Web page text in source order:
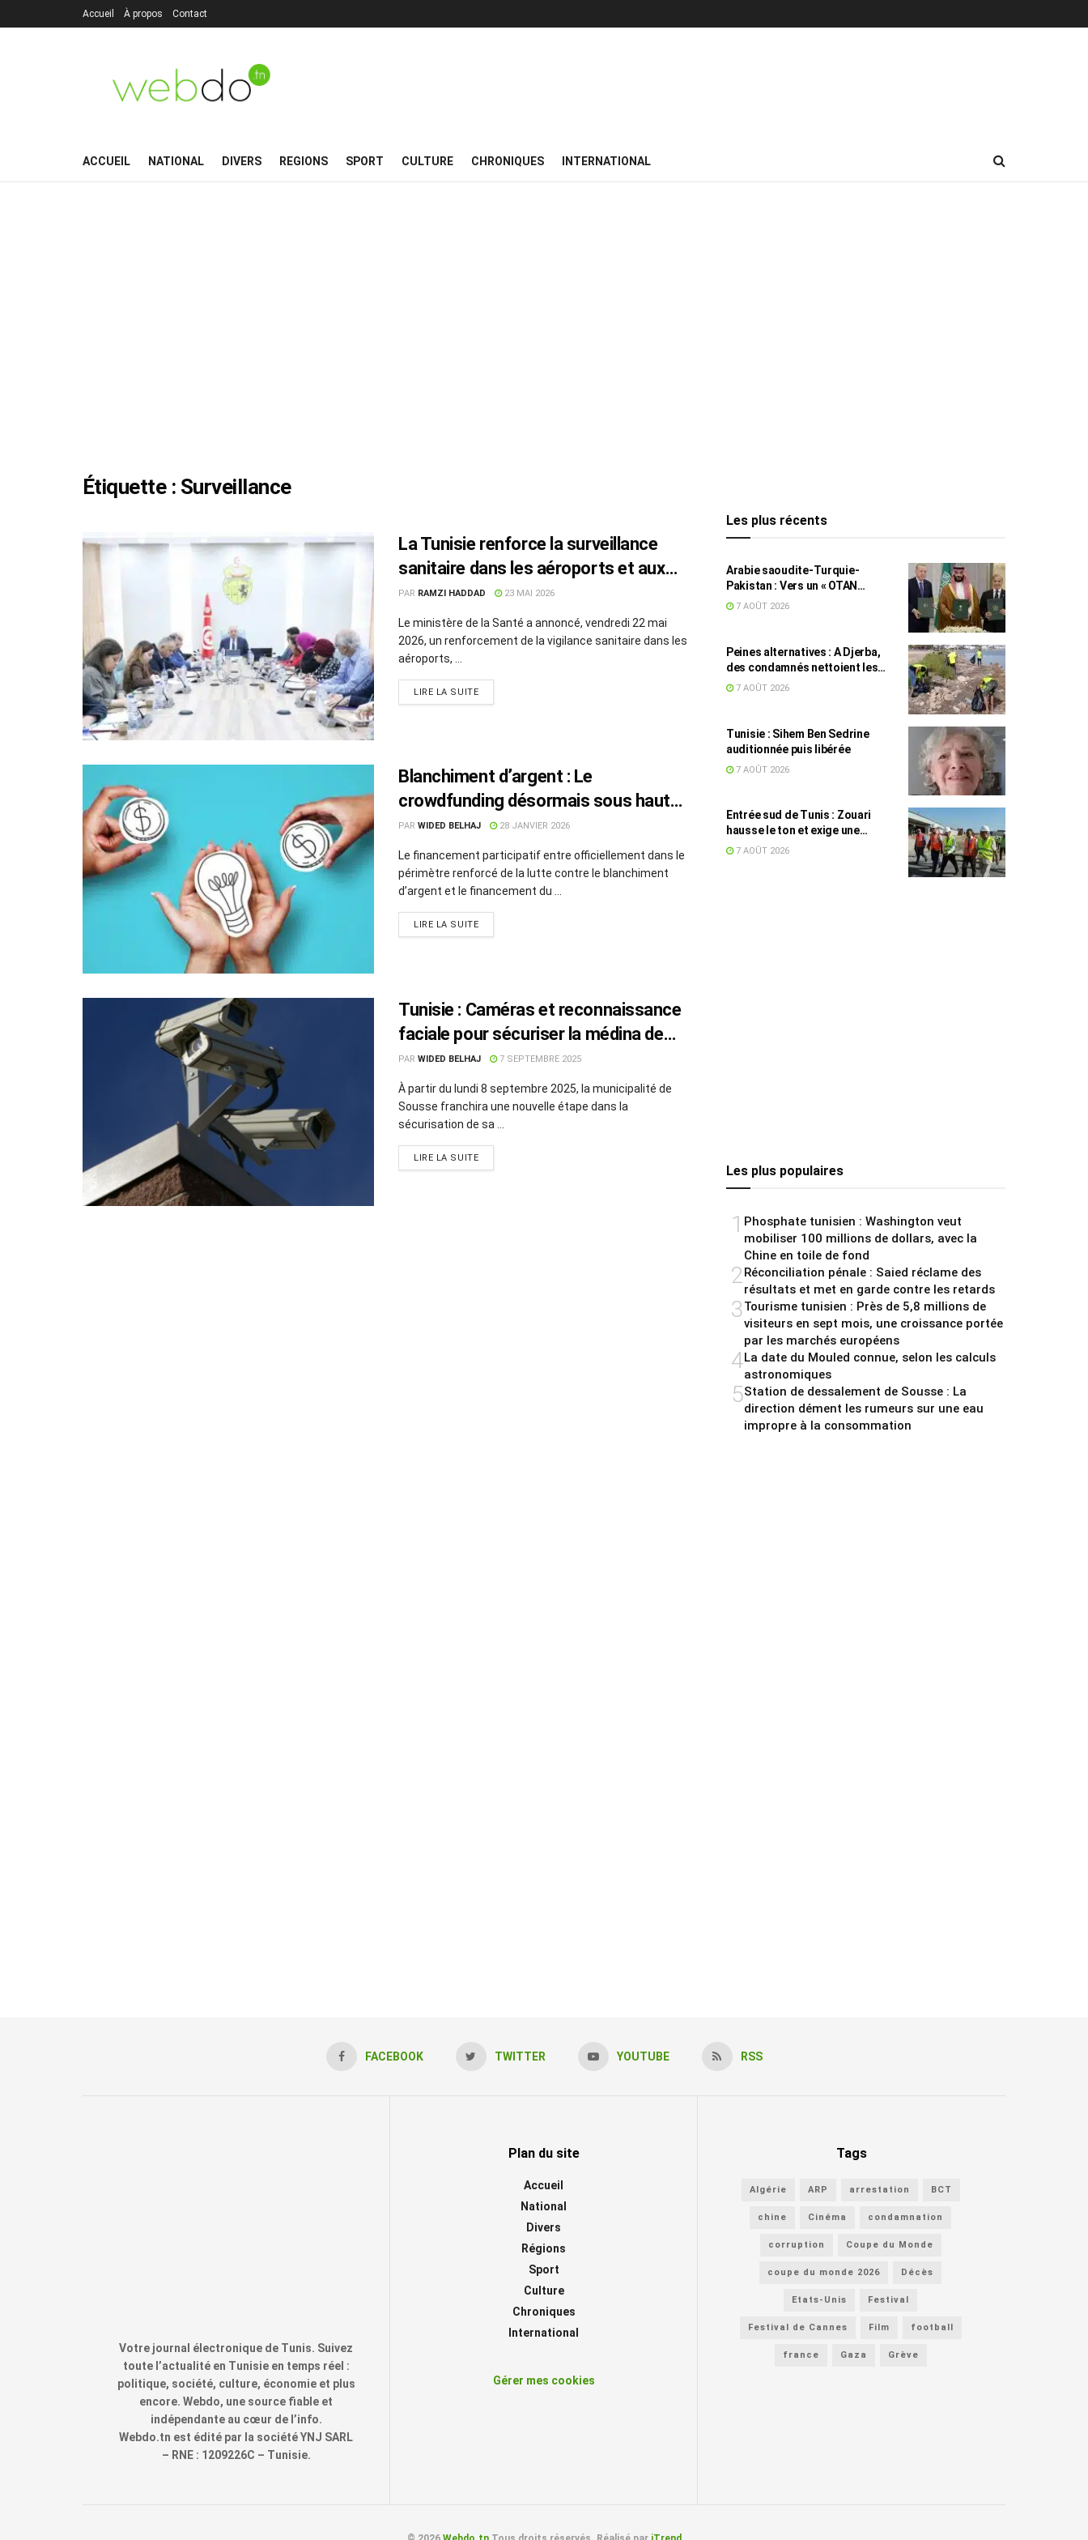
Accueil À propos Contact
ACCUEIL NATIONAL DIVERS REGIONS SPORT CULTURE CHRONIQUES INTERNATIONAL
Étiquette : Surveillance
La Tunisie renforce la surveillance
sanitaire dans les aéroports et aux
frontières
PAR RAMZI HADDAD 23 MAI 2026
Le ministère de la Santé a annoncé, vendredi 22 mai
2026, un renforcement de la vigilance sanitaire dans les
aéroports, ...
LIRE LA SUITE
Blanchiment d’argent : Le
crowdfunding désormais sous haute
surveillance financière
PAR WIDED BELHAJ 28 JANVIER 2026
Le financement participatif entre officiellement dans le
périmètre renforcé de la lutte contre le blanchiment
d’argent et le financement du ...
LIRE LA SUITE
Tunisie : Caméras et reconnaissance
faciale pour sécuriser la médina de
Sousse
PAR WIDED BELHAJ 7 SEPTEMBRE 2025
À partir du lundi 8 septembre 2025, la municipalité de
Sousse franchira une nouvelle étape dans la
sécurisation de sa ...
LIRE LA SUITE
Les plus récents
Arabie saoudite-Turquie-
Pakistan : Vers un « OTAN
islamique » ?
7 AOÛT 2026
Peines alternatives : A Djerba,
des condamnés nettoient les
plages
7 AOÛT 2026
Tunisie : Sihem Ben Sedrine
auditionnée puis libérée
7 AOÛT 2026
Entrée sud de Tunis : Zouari
hausse le ton et exige une
accélération des travaux
7 AOÛT 2026
Les plus populaires
1 Phosphate tunisien : Washington veut
mobiliser 100 millions de dollars, avec la
Chine en toile de fond
2Réconciliation pénale : Saied réclame des
résultats et met en garde contre les retards
3Tourisme tunisien : Près de 5,8 millions de
visiteurs en sept mois, une croissance portée
par les marchés européens
4La date du Mouled connue, selon les calculs
astronomiques
5Station de dessalement de Sousse : La
direction dément les rumeurs sur une eau
impropre à la consommation
FACEBOOK TWITTER YOUTUBE RSS
Votre journal électronique de Tunis. Suivez
toute l’actualité en Tunisie en temps réel :
politique, société, culture, économie et plus
encore. Webdo, une source fiable et
indépendante au cœur de l’info.
Webdo.tn est édité par la société YNJ SARL
– RNE : 1209226C – Tunisie.
Plan du site
Accueil
National
Divers
Régions
Sport
Culture
Chroniques
International
Gérer mes cookies
Tags
Algérie ARP arrestation BCT
chine Cinéma condamnation
corruption Coupe du Monde
coupe du monde 2026 Décès
Etats-Unis Festival
Festival de Cannes Film football
france Gaza Grève